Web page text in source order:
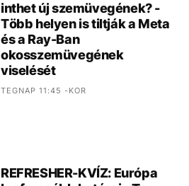
inthet új szemüvegének? -
Több helyen is tiltják a Meta
és a Ray-Ban
okosszemüvegének
viselését
TEGNAP 11:45 -KOR
REFRESHER-KVÍZ: Európa